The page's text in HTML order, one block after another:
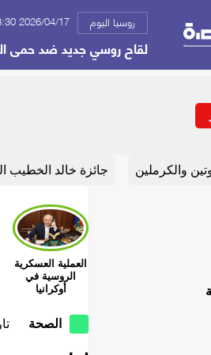
روسيا اليوم 2026/04/17 08:30 ص
لقاح روسي جديد ضد حمى